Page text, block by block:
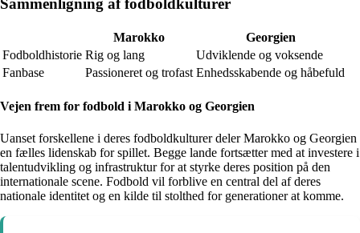
Sammenligning af fodboldkulturer
Marokko
Georgien
Fodboldhistorie Rig og lang
Udviklende og voksende
Fanbase
Passioneret og trofast Enhedsskabende og håbefuld
Vejen frem for fodbold i Marokko og Georgien
Uanset forskellene i deres fodboldkulturer deler Marokko og Georgien
en fælles lidenskab for spillet. Begge lande fortsætter med at investere i
talentudvikling og infrastruktur for at styrke deres position på den
internationale scene. Fodbold vil forblive en central del af deres
nationale identitet og en kilde til stolthed for generationer at komme.